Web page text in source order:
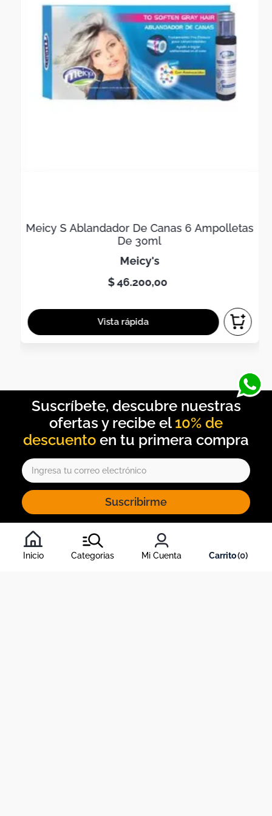
Inicio Categorias Mi Cuenta 0
Meicy S Ablandador De Canas 6 Ampolletas
De 30ml
meicy's
$46.200,00
10% de
descuento
Suscribirme
Al inscribirte al newsletter, aceptas nuestros
condiciones
, y nuestrapolítica de tratamiento de información